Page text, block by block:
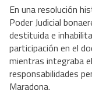
En una resolución
Poder Judicial
destituida e
participación en el
mientras integraba
responsabilidades
Maradona.